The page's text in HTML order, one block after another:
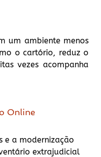
um ambiente menos
o cartório, reduz o
vezes acompanha
Online
e a modernização
extrajudicial